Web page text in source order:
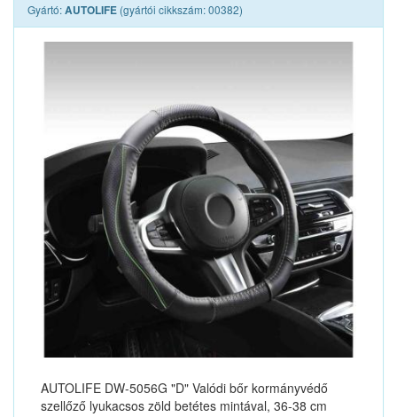
Gyártó:AUTOLIFE (gyártói cikkszám: 00382)
AUTOLIFE DW-5056G "D" Valódi bőr kormányvédő
szellőző lyukacsos zöld betétes mintával, 36-38 cm